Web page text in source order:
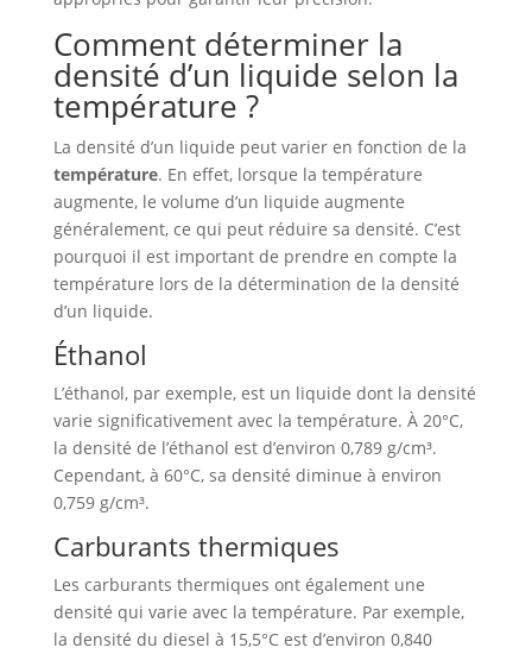
Comment déterminer la
densité d’un liquide selon la
température ?
La densité d’un liquide peut varier en fonction de la
température. En effet, lorsque la température
augmente, le volume d’un liquide augmente
généralement, ce qui peut réduire sa densité. C’est
pourquoi il est important de prendre en compte la
température lors de la détermination de la densité
d’un liquide.
Éthanol
L’éthanol, par exemple, est un liquide dont la densité
varie significativement avec la température. À 20°C,
la densité de l’éthanol est d’environ 0,789 g/cm³.
Cependant, à 60°C, sa densité diminue à environ
0,759 g/cm³.
Carburants thermiques
Les carburants thermiques ont également une
densité qui varie avec la température. Par exemple,
la densité du diesel à 15,5°C est d’environ 0,840